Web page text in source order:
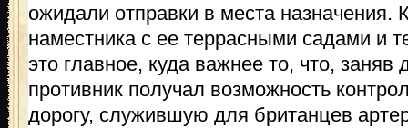
ожидали отправки в места назначения.
наместника с ее террасными садами и
это главное, куда важнее то, что, заняв
противник получал возможность
дорогу, служившую для британцев